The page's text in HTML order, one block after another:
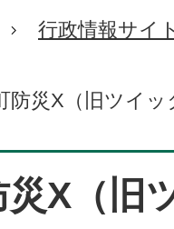
行政情報サイ
防災X（旧ツイッ
X（旧